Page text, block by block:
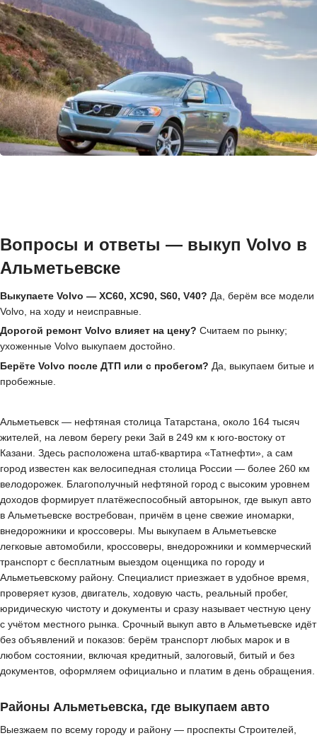
Вопросы и ответы — выкуп Volvo в
Альметьевске
Выкупаете Volvo — XC60, XC90, S60, V40? Да, берём все модели
Volvo, на ходу и неисправные.
Дорогой ремонт Volvo влияет на цену? Считаем по рынку;
ухоженные Volvo выкупаем достойно.
Берёте Volvo после ДТП или с пробегом? Да, выкупаем битые и
пробежные.
Альметьевск — нефтяная столица Татарстана, около 164 тысяч
жителей, на левом берегу реки Зай в 249 км к юго-востоку от
Казани. Здесь расположена штаб-квартира «Татнефти», а сам
город известен как велосипедная столица России — более 260 км
велодорожек. Благополучный нефтяной город с высоким уровнем
доходов формирует платёжеспособный авторынок, где выкуп авто
в Альметьевске востребован, причём в цене свежие иномарки,
внедорожники и кроссоверы. Мы выкупаем в Альметьевске
легковые автомобили, кроссоверы, внедорожники и коммерческий
транспорт с бесплатным выездом оценщика по городу и
Альметьевскому району. Специалист приезжает в удобное время,
проверяет кузов, двигатель, ходовую часть, реальный пробег,
юридическую чистоту и документы и сразу называет честную цену
с учётом местного рынка. Срочный выкуп авто в Альметьевске идёт
без объявлений и показов: берём транспорт любых марок и в
любом состоянии, включая кредитный, залоговый, битый и без
документов, оформляем официально и платим в день обращения.
Районы Альметьевска, где выкупаем авто
Выезжаем по всему городу и району — проспекты Строителей,